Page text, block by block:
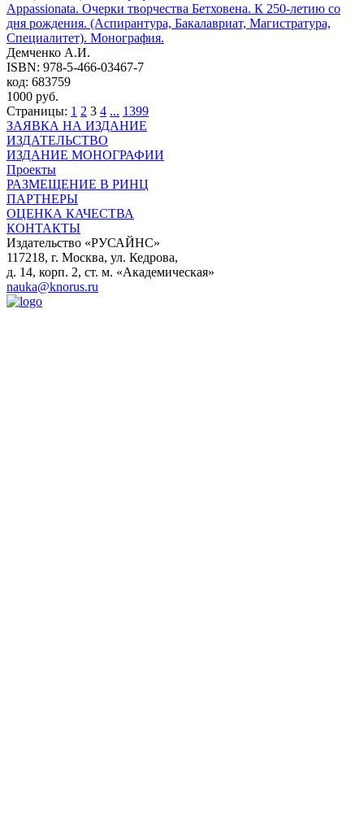
Appassionata. Очерки творчества Бетховена. К 250-летию со
дня рождения. (Аспирантура, Бакалавриат, Магистратура,
Специалитет). Монография.
Демченко А.И.
ISBN: 978-5-466-03467-7
код: 683759
1000 руб.
Страницы: 1 2 3 4 ... 1399
ЗАЯВКА НА ИЗДАНИЕ
ИЗДАТЕЛЬСТВО
ИЗДАНИЕ МОНОГРАФИИ
Проекты
РАЗМЕЩЕНИЕ В РИНЦ
ПАРТНЕРЫ
ОЦЕНКА КАЧЕСТВА
КОНТАКТЫ
Издательство «РУСАЙНС»
117218, г. Москва, ул. Кедрова,
д. 14, корп. 2, ст. м. «Академическая»
nauka@knorus.ru